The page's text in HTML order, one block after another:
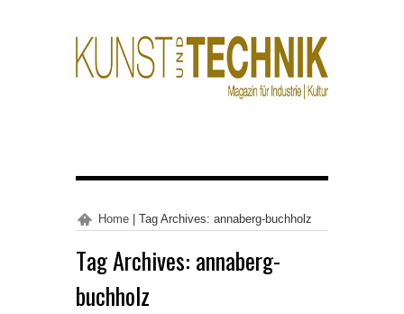
Home Tag Archives: annaberg-buchholz
Tag Archives: annaberg-
buchholz